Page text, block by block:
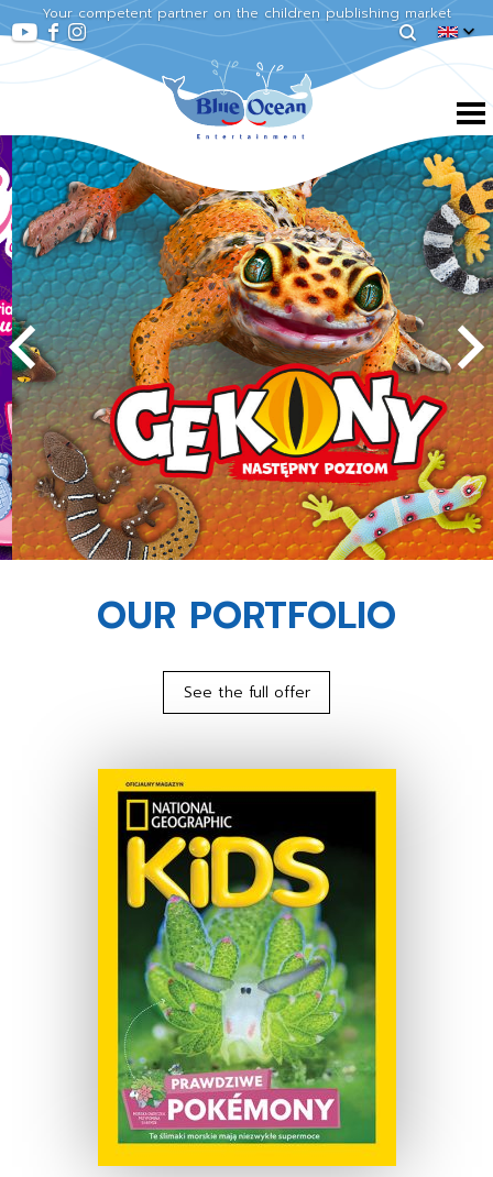
Your competent partner on the children publishing market
OUR PORTFOLIO
See the full offer